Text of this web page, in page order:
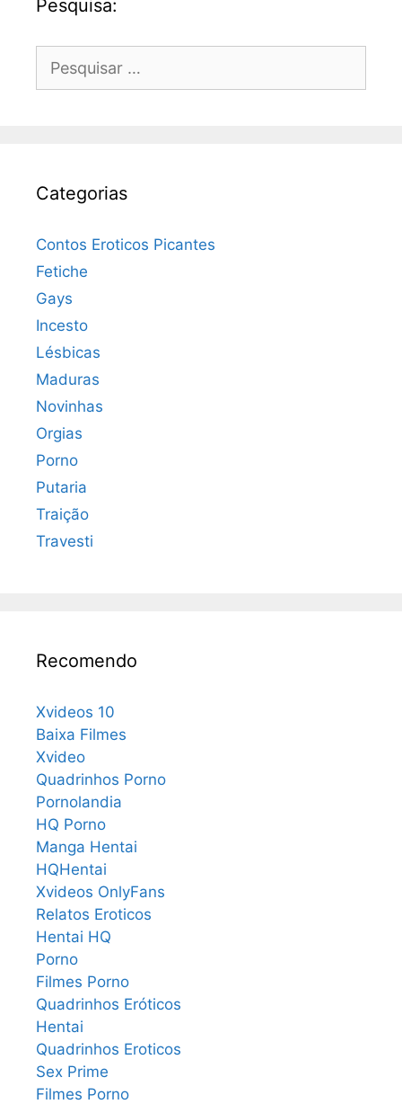
Pesquisa:
por:
Categorias
Contos Eroticos Picantes
Fetiche
Gays
Incesto
Lésbicas
Maduras
Novinhas
Orgias
Porno
Putaria
Traição
Travesti
Recomendo
Xvideos 10
Baixa Filmes
Xvideo
Quadrinhos Porno
Pornolandia
HQ Porno
Manga Hentai
HQHentai
Xvideos OnlyFans
Relatos Eroticos
Hentai HQ
Porno
Filmes Porno
Quadrinhos Eróticos
Hentai
Quadrinhos Eroticos
Sex Prime
Filmes Porno